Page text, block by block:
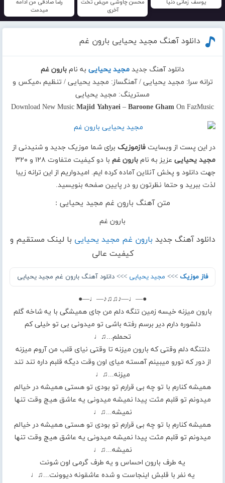
یوسف زمانی دنیا
محسن چاوشی مریض تخت
آخری
رضا صادقی من ادامه
میدمت
دانلود آهنگ مجید یحیایی بارون غم
دانلود آهنگ جدید مجید یحیایی به نام بارون غم
ترانه سرا: مجید یحیایی / آهنگساز: مجید یحیایی / تنظیم ،میکس و
مسترینگ: مجید یحیایی
Download New Music Majid Yahyaei – Baroone Gham On FazMusic
در این پست از وبسایتفازموزیک برای شما موزیک جدید و شنیدنی از
مجید یحیایی عزیز به نامبارون غم
با دو کیفیت متفاوت ۱۲۸ و ۳۲۰
جهت دانلود و پخش آنلاین آماده کرده ایم. امیدواریم از این ترانه زیبا
لذت ببرید و حتما نظرتون رو در پایین صفحه بنویسید.
متن آهنگ بارون غم مجید یحیایی :
بارون غم
دانلود آهنگ جدید بارون غم مجید یحیایی با لینک مستقیم و
کیفیت عالی
فاز موزیک >>> مجید یحیایی >>> دانلود آهنگ بارون غم مجید یحیایی
●—♩—♪♫♫♪—♩—●
بارون میزنه خیسه زمین تنگه دلم من جای همیشگی با یه شاخه گلم
دلشوره دارم دیر برسم رفته باشی تو میدونی بی تو خیلی کم
تحملم...♫♩
دلتنگه دلم وقتی که بارون میزنه تا وقتی نیای قلب من آروم میزنه
از دور که تورو میبینم آهسته میای اون وقت دیگه قلبم داره تند تند
میزنه...♫♩
همیشه کنارم با تو چه بی قرارم تو بودی تو هستی همیشه در خیالم
میدونم تو قلبم مثت پیدا نمیشه میدونی یه عاشق هیچ وقت تنها
نمیشه...♫♩
همیشه کنارم با تو چه بی قرارم تو بودی تو هستی همیشه در خیالم
میدونم تو قلبم مثت پیدا نمیشه میدونی یه عاشق هیچ وقت تنها
نمیشه...♫♩
یه طرف بارون احساس و یه طرف گرمی اون شونت
یه نفر با قلبش اینجاست و شده عاشقونه دیوونت...♫♩